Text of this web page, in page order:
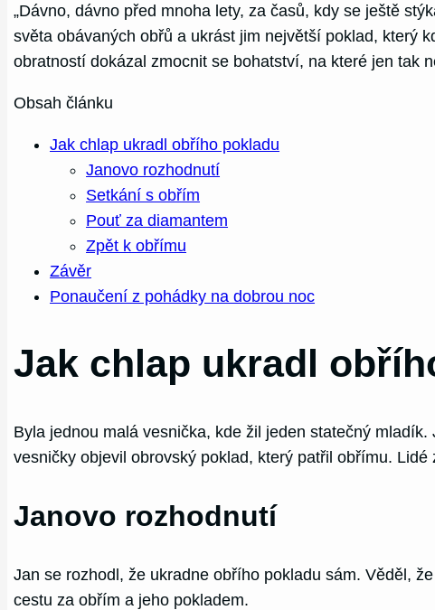
„Dávno, dávno před mnoha lety, za časů, kdy se ještě
světa obávaných obřů a ukrást jim největší poklad, který
obratností dokázal zmocnit se bohatství, na které jen tak
Obsah článku
Jak chlap ukradl obřího pokladu
Janovo rozhodnutí
Setkání s obřím
Pouť za diamantem
Zpět k obřímu
Závěr
Ponaučení z pohádky na dobrou noc
Jak chlap ukradl
Byla jednou malá vesnička, kde žil jeden statečný
vesničky objevil obrovský poklad, který patřil obřímu.
Janovo rozhodnutí
Jan se rozhodl, že ukradne obřího pokladu sám. Věděl,
cestu za obřím a jeho pokladem.